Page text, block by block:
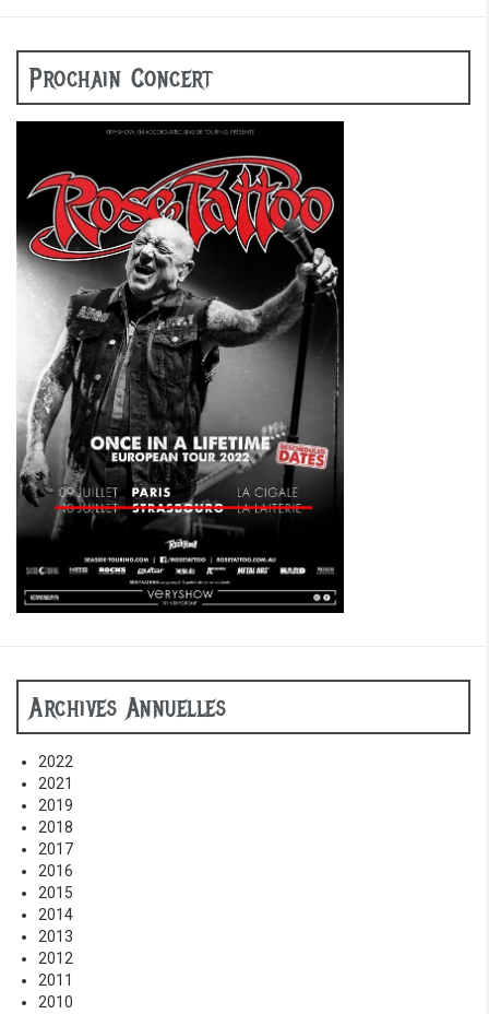
Prochain Concert
Archives Annuelles
2022
2021
2019
2018
2017
2016
2015
2014
2013
2012
2011
2010